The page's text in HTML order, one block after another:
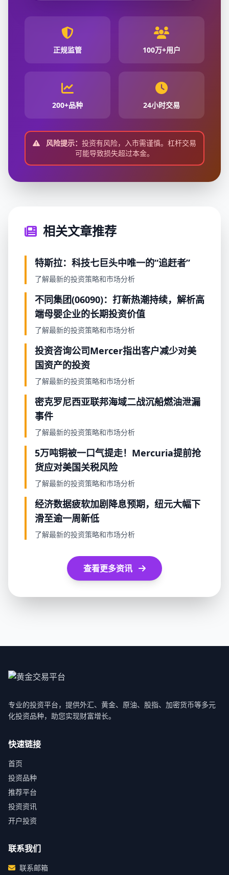
正规监管 100万+用户
200+品种 24小时交易
风险提示： 投资有风险，入市需谨慎。杠杆交易
可能导致损失超过本金。
相关文章推荐
特斯拉：科技七巨头中唯一的“追赶者”
了解最新的投资策略和市场分析
不同集团(06090)：打新热潮持续，解析高
端母婴企业的长期投资价值
了解最新的投资策略和市场分析
投资咨询公司Mercer指出客户减少对美
国资产的投资
了解最新的投资策略和市场分析
密克罗尼西亚联邦海域二战沉船燃油泄漏
事件
了解最新的投资策略和市场分析
5万吨铜被一口气提走！Mercuria提前抢
货应对美国关税风险
了解最新的投资策略和市场分析
经济数据疲软加剧降息预期，纽元大幅下
滑至逾一周新低
了解最新的投资策略和市场分析
查看更多资讯
专业的投资平台，提供外汇、黄金、原油、股指、加密货币等多元
化投资品种，助您实现财富增长。
快速链接
首页
投资品种
推荐平台
投资资讯
开户投资
联系我们
联系邮箱